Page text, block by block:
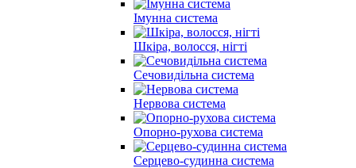
Імунна система
Шкіра, волосся, нігті
Сечовидільна система
Нервова система
Опорно-рухова система
Серцево-судинна система